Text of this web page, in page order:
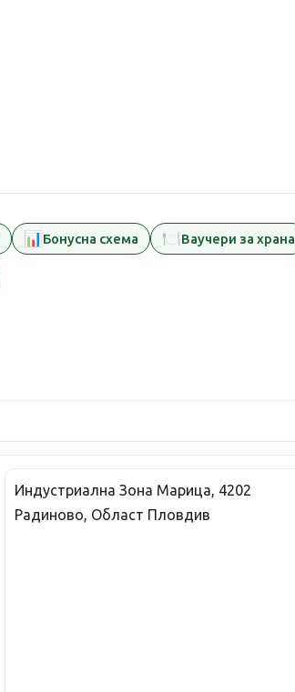
📊Бонусна схема 🍽️Ваучери за храна
Индустриална Зона Марица, 4202
Радиново, Област Пловдив